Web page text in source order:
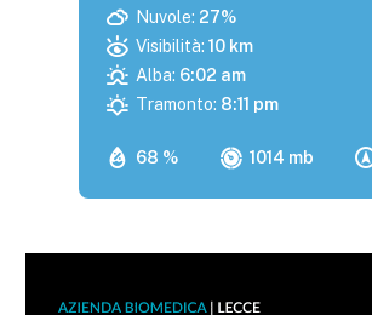
68 % 1014 mb
Nuvole: 27%
Visibilità: 10 km
Alba: 6:02 am
Tramonto: 8:11 pm